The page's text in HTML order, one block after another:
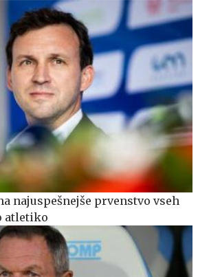
najuspešnejše prvenstvo vseh
atletiko